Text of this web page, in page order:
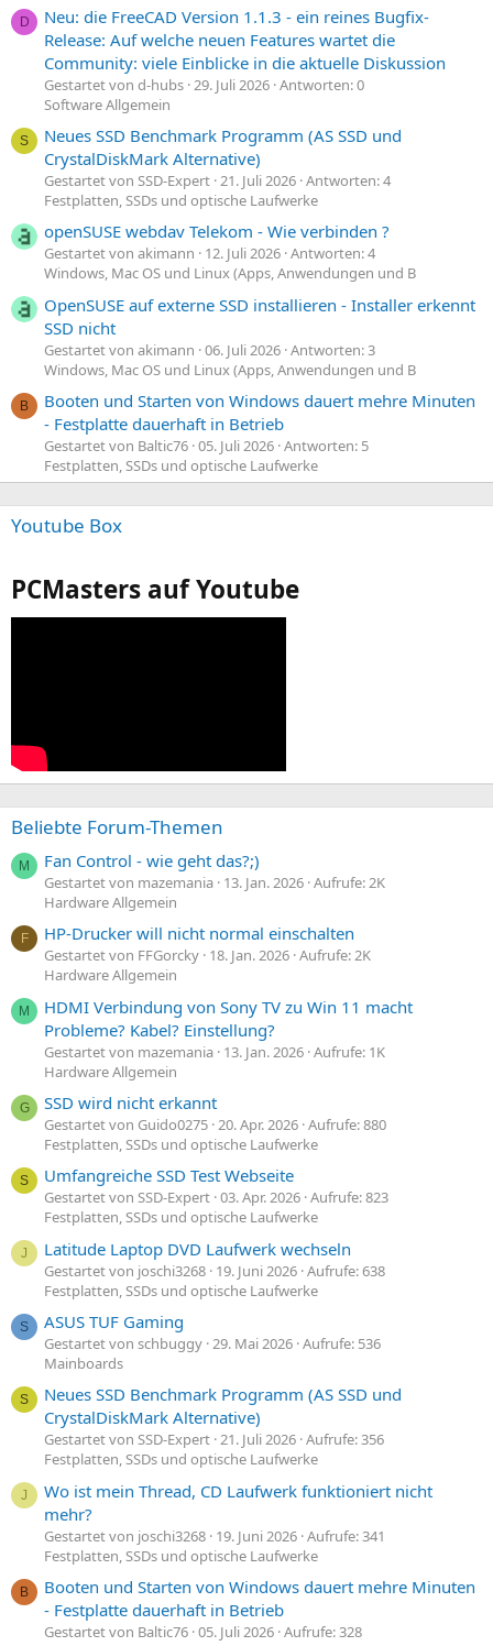
D
Neu: die FreeCAD Version 1.1.3 - ein reines Bugfix-
Release: Auf welche neuen Features wartet die
Community: viele Einblicke in die aktuelle Diskussion
Gestartet von d-hubs 29. Juli 2026 Antworten: 0
Software Allgemein
S
Neues SSD Benchmark Programm (AS SSD und
CrystalDiskMark Alternative)
Gestartet von SSD-Expert 21. Juli 2026 Antworten: 4
Festplatten, SSDs und optische Laufwerke
openSUSE webdav Telekom - Wie verbinden ?
Gestartet von akimann 12. Juli 2026 Antworten: 4
Windows, Mac OS und Linux (Apps, Anwendungen und B
OpenSUSE auf externe SSD installieren - Installer erkennt
SSD nicht
Gestartet von akimann 06. Juli 2026 Antworten: 3
Windows, Mac OS und Linux (Apps, Anwendungen und B
B
Booten und Starten von Windows dauert mehre Minuten
- Festplatte dauerhaft in Betrieb
Gestartet von Baltic76 05. Juli 2026 Antworten: 5
Festplatten, SSDs und optische Laufwerke
Youtube Box
PCMasters auf Youtube
Beliebte Forum-Themen
M Fan Control - wie geht das?;)
Gestartet von mazemania 13. Jan. 2026 Aufrufe: 2K
Hardware Allgemein
F HP-Drucker will nicht normal einschalten
Gestartet von FFGorcky 18. Jan. 2026 Aufrufe: 2K
Hardware Allgemein
M
HDMI Verbindung von Sony TV zu Win 11 macht
Probleme? Kabel? Einstellung?
Gestartet von mazemania 13. Jan. 2026 Aufrufe: 1K
Hardware Allgemein
G SSD wird nicht erkannt
Gestartet von Guido0275 20. Apr. 2026 Aufrufe: 880
Festplatten, SSDs und optische Laufwerke
S Umfangreiche SSD Test Webseite
Gestartet von SSD-Expert 03. Apr. 2026 Aufrufe: 823
Festplatten, SSDs und optische Laufwerke
J Latitude Laptop DVD Laufwerk wechseln
Gestartet von joschi3268 19. Juni 2026 Aufrufe: 638
Festplatten, SSDs und optische Laufwerke
S ASUS TUF Gaming
Gestartet von schbuggy 29. Mai 2026 Aufrufe: 536
Mainboards
S
Neues SSD Benchmark Programm (AS SSD und
CrystalDiskMark Alternative)
Gestartet von SSD-Expert 21. Juli 2026 Aufrufe: 356
Festplatten, SSDs und optische Laufwerke
J
Wo ist mein Thread, CD Laufwerk funktioniert nicht
mehr?
Gestartet von joschi3268 19. Juni 2026 Aufrufe: 341
Festplatten, SSDs und optische Laufwerke
B
Booten und Starten von Windows dauert mehre Minuten
- Festplatte dauerhaft in Betrieb
Gestartet von Baltic76 05. Juli 2026 Aufrufe: 328